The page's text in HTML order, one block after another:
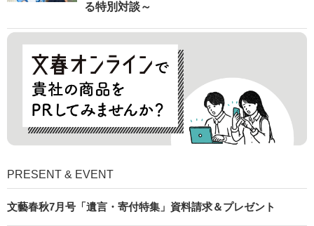
る特別対談～
PRESENT & EVENT
文藝春秋7月号「遺言・寄付特集」資料請求＆プレゼント